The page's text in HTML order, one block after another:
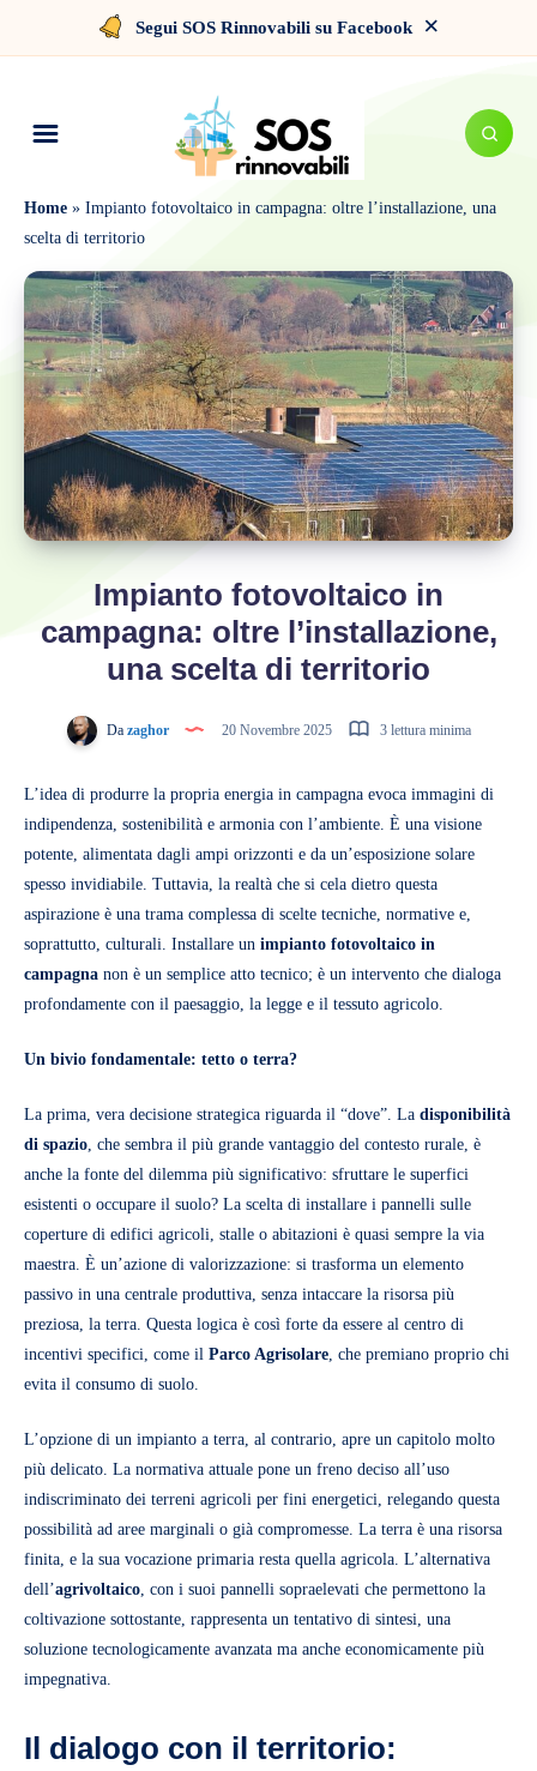
Segui SOS Rinnovabili su Facebook ×
Home » Impianto fotovoltaico in campagna: oltre l’installazione, una
scelta di territorio
Impianto fotovoltaico in
campagna: oltre l’installazione,
una scelta di territorio
Dazaghor 20 Novembre 2025 3 lettura minima
L’idea di produrre la propria energia in campagna evoca immagini di
indipendenza, sostenibilità e armonia con l’ambiente. È una visione
potente, alimentata dagli ampi orizzonti e da un’esposizione solare
spesso invidiabile. Tuttavia, la realtà che si cela dietro questa
aspirazione è una trama complessa di scelte tecniche, normative e,
soprattutto, culturali. Installare un impianto fotovoltaico in
campagna non è un semplice atto tecnico; è un intervento che dialoga
profondamente con il paesaggio, la legge e il tessuto agricolo.
Un bivio fondamentale: tetto o terra?
La prima, vera decisione strategica riguarda il “dove”. La disponibilità
di spazio , che sembra il più grande vantaggio del contesto rurale, è
anche la fonte del dilemma più significativo: sfruttare le superfici
esistenti o occupare il suolo? La scelta di installare i pannelli sulle
coperture di edifici agricoli, stalle o abitazioni è quasi sempre la via
maestra. È un’azione di valorizzazione: si trasforma un elemento
passivo in una centrale produttiva, senza intaccare la risorsa più
preziosa, la terra. Questa logica è così forte da essere al centro di
incentivi specifici, come il Parco Agrisolare , che premiano proprio chi
evita il consumo di suolo.
L’opzione di un impianto a terra, al contrario, apre un capitolo molto
più delicato. La normativa attuale pone un freno deciso all’uso
indiscriminato dei terreni agricoli per fini energetici, relegando questa
possibilità ad aree marginali o già compromesse. La terra è una risorsa
finita, e la sua vocazione primaria resta quella agricola. L’alternativa
dell’agrivoltaico , con i suoi pannelli sopraelevati che permettono la
coltivazione sottostante, rappresenta un tentativo di sintesi, una
soluzione tecnologicamente avanzata ma anche economicamente più
impegnativa.
Il dialogo con il territorio: